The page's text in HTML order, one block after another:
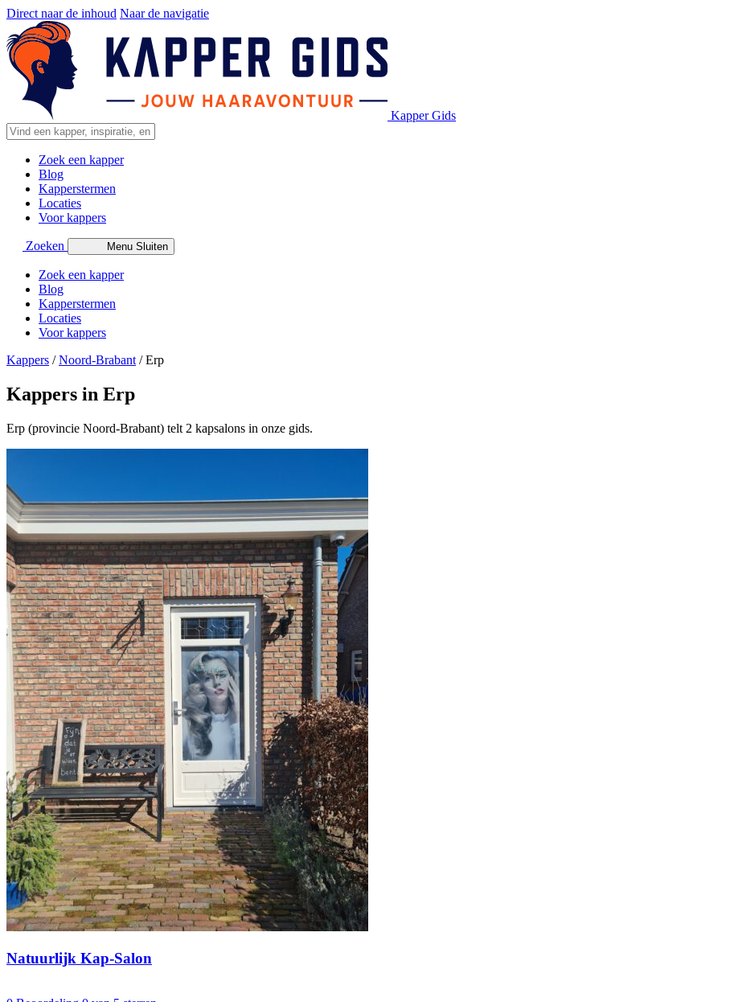
Direct naar de inhoud Naar de navigatie
Kapper Gids
Zoek een kapper
Blog
Kapperstermen
Locaties
Voor kappers
Zoeken Menu Sluiten
Zoek een kapper
Blog
Kapperstermen
Locaties
Voor kappers
Kappers /Noord-Brabant /Erp
Kappers in Erp
Erp (provincie Noord-Brabant) telt 2 kapsalons in onze gids.
Natuurlijk Kap-Salon